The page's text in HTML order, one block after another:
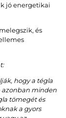
jó energetikai
és
hogy a tégla
azonban minden
tömegét és
a gyors